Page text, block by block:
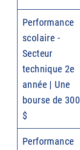
Performance
scolaire -
Secteur
technique 2e
année | Une
bourse de 300
$
Performance